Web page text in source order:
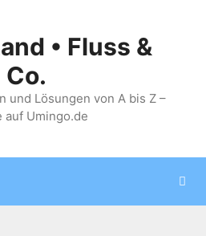
• Fluss &
Co.
und Lösungen von A bis Z –
auf Umingo.de